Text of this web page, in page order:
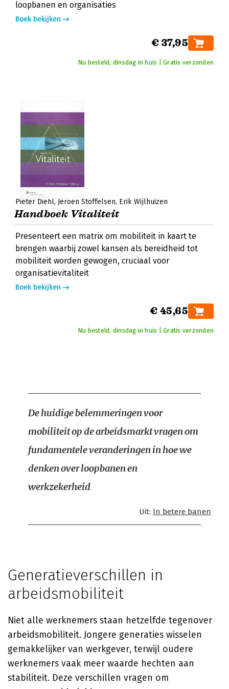
loopbanen en organisaties
Boek bekijken
€ 37,95
Nu besteld, dinsdag in huis | Gratis verzonden
Pieter Diehl Jeroen Stoffelsen Erik Wijlhuizen
Handboek Vitaliteit
Presenteert een matrix om mobiliteit in kaart te
brengen waarbij zowel kansen als bereidheid tot
mobiliteit worden gewogen, cruciaal voor
organisatievitaliteit
Boek bekijken
€ 45,65
Nu besteld, dinsdag in huis | Gratis verzonden
De huidige belemmeringen voor
mobiliteit op de arbeidsmarkt vragen om
fundamentele veranderingen in hoe we
denken over loopbanen en
werkzekerheid
Uit: In betere banen
Generatieverschillen in
arbeidsmobiliteit
Niet alle werknemers staan hetzelfde tegenover
arbeidsmobiliteit. Jongere generaties wisselen
gemakkelijker van werkgever, terwijl oudere
werknemers vaak meer waarde hechten aan
stabiliteit. Deze verschillen vragen om